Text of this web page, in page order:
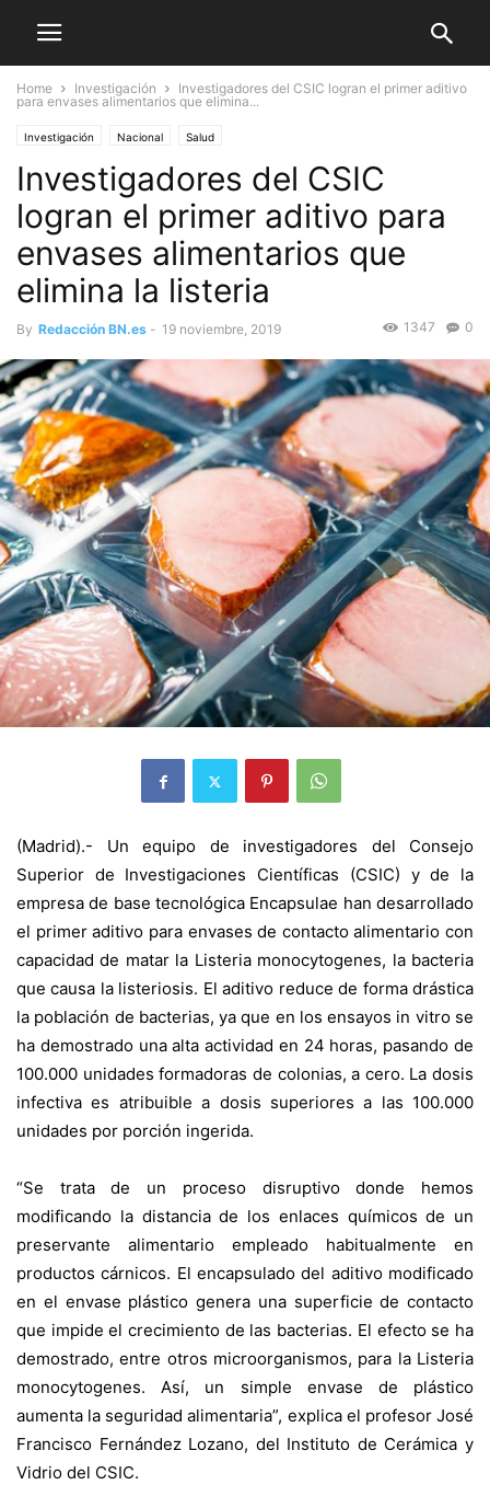
Home Investigación
Investigadores del CSIC logran el primer aditivo
para envases alimentarios que elimina...
Investigación Nacional Salud
Investigadores del CSIC
logran el primer aditivo para
envases alimentarios que
elimina la listeria
By Redacción BN.es - 19 noviembre, 2019 0
1347
(Madrid).- Un equipo de investigadores del Consejo
Superior de Investigaciones Científicas (CSIC) y de la
empresa de base tecnológica Encapsulae han desarrollado
el primer aditivo para envases de contacto alimentario con
capacidad de matar la Listeria monocytogenes, la bacteria
que causa la listeriosis. El aditivo reduce de forma drástica
la población de bacterias, ya que en los ensayos in vitro se
ha demostrado una alta actividad en 24 horas, pasando de
100.000 unidades formadoras de colonias, a cero. La dosis
infectiva es atribuible a dosis superiores a las 100.000
unidades por porción ingerida.
“Se trata de un proceso disruptivo donde hemos
modificando la distancia de los enlaces químicos de un
preservante alimentario empleado habitualmente en
productos cárnicos. El encapsulado del aditivo modificado
en el envase plástico genera una superficie de contacto
que impide el crecimiento de las bacterias. El efecto se ha
demostrado, entre otros microorganismos, para la Listeria
monocytogenes. Así, un simple envase de plástico
aumenta la seguridad alimentaria”, explica el profesor José
Francisco Fernández Lozano, del Instituto de Cerámica y
Vidrio del CSIC.